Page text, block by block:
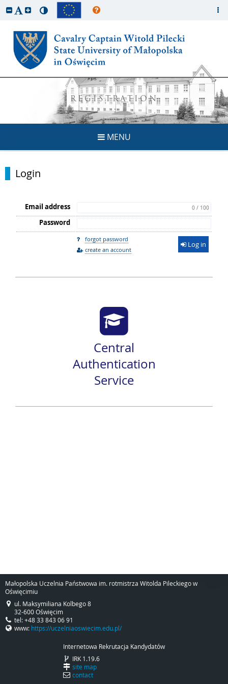
REGISTRATION
MENU
Login
Email address 0 / 100
Password
forgot password
create an account
Log in
Central
Authentication
Service
Małopolska Uczelnia Państwowa im. rotmistrza Witolda Pileckiego w
Oświęcimiu
ul. Maksymiliana Kolbego 8
32-600 Oświęcim
tel: +48 33 843 06 91
www: https://uczelniaoswiecim.edu.pl/
Internetowa Rekrutacja Kandydatów
IRK 1.19.6
site map
contact